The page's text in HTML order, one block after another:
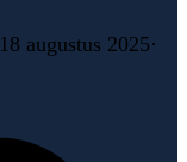
18 augustus 2025·